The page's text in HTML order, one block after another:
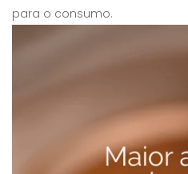
para o consumo.